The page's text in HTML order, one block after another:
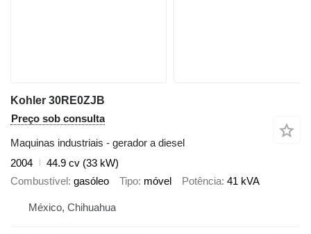
Kohler 30RE0ZJB
Preço sob consulta
Maquinas industriais - gerador a diesel
2004
44.9 cv (33 kW)
Combustível
gasóleo Tipo móvel Potência 41 kVA
México, Chihuahua